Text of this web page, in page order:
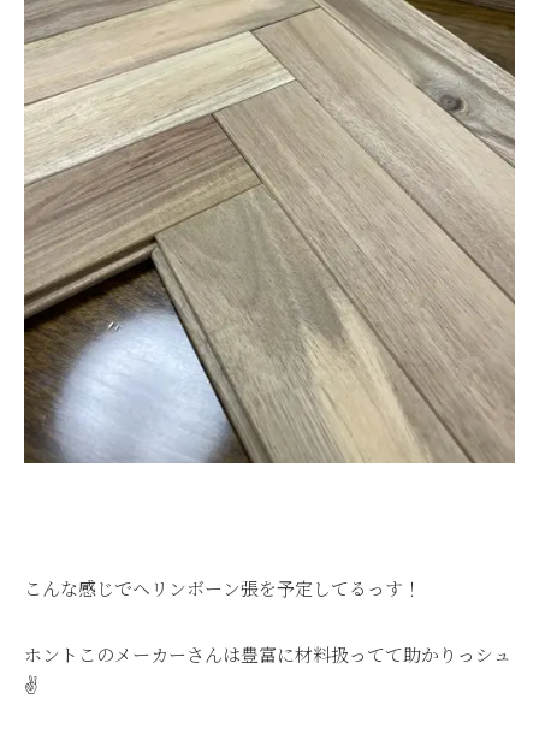
こんな感じでヘリンボーン張を予定してるっす！
ホントこのメーカーさんは豊富に材料扱ってて助かりっシュ
✌